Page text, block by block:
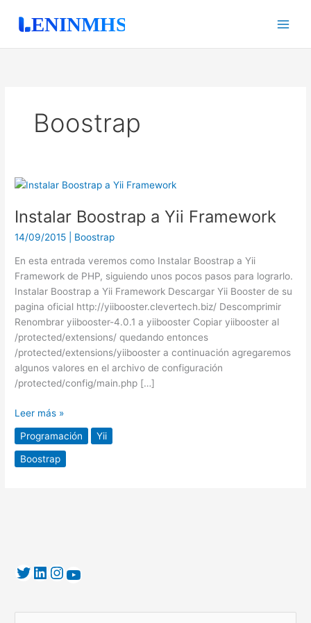
Boostrap
Instalar Boostrap a Yii Framework
14/09/2015 Boostrap
En esta entrada veremos como Instalar Boostrap a Yii
Framework de PHP, siguiendo unos pocos pasos para lograrlo.
Instalar Boostrap a Yii Framework Descargar Yii Booster de su
pagina oficial http://yiibooster.clevertech.biz/ Descomprimir
Renombrar yiibooster-4.0.1 a yiibooster Copiar yiibooster al
/protected/extensions/ quedando entonces
/protected/extensions/yiibooster a continuación agregaremos
algunos valores en el archivo de configuración
/protected/config/main.php […]
Instalar
a
Framework
Leer más »
Programación Yii
Boostrap